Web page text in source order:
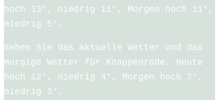
hoch 13°, niedrig 11°, Morgen hoch 11°,
niedrig 5°.
Sehen Sie das aktuelle Wetter und das
morgige Wetter für Knappenrode. Heute
hoch 12°, niedrig 4°, Morgen hoch 7°,
niedrig 3°.